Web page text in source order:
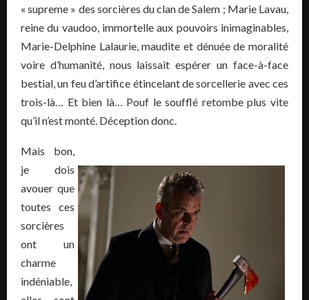
« supreme » des sorcières du clan de Salem ; Marie Lavau,
reine du vaudoo, immortelle aux pouvoirs inimaginables,
Marie-Delphine Lalaurie, maudite et dénuée de moralité
voire d’humanité, nous laissait espérer un face-à-face
bestial, un feu d’artifice étincelant de sorcellerie avec ces
trois-là… Et bien là… Pouf le soufflé retombe plus vite
qu’il n’est monté. Déception donc.
Mais bon,
je dois
avouer que
toutes ces
sorcières
ont un
charme
indéniable,